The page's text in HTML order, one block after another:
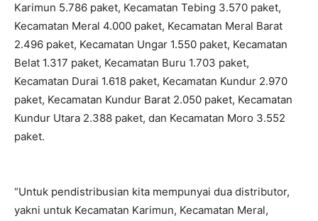
Karimun 5.786 paket, Kecamatan Tebing 3.570 paket,
Kecamatan Meral 4.000 paket, Kecamatan Meral Barat
2.496 paket, Kecamatan Ungar 1.550 paket, Kecamatan
Belat 1.317 paket, Kecamatan Buru 1.703 paket,
Kecamatan Durai 1.618 paket, Kecamatan Kundur 2.970
paket, Kecamatan Kundur Barat 2.050 paket, Kecamatan
Kundur Utara 2.388 paket, dan Kecamatan Moro 3.552
paket.
“Untuk pendistribusian kita mempunyai dua distributor,
yakni untuk Kecamatan Karimun, Kecamatan Meral,